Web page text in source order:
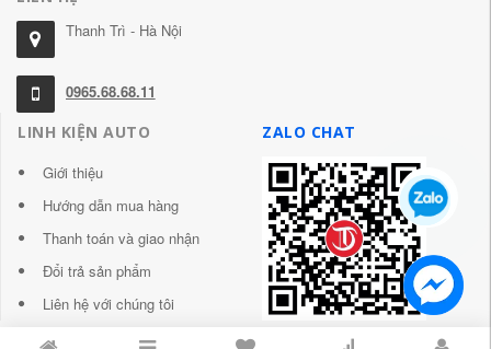
Thanh Trì - Hà Nội
0965.68.68.11
LINH KIỆN AUTO
Giới thiệu
Hướng dẫn mua hàng
Thanh toán và giao nhận
Đổi trả sản phẩm
Liên hệ với chúng tôi
ZALO CHAT